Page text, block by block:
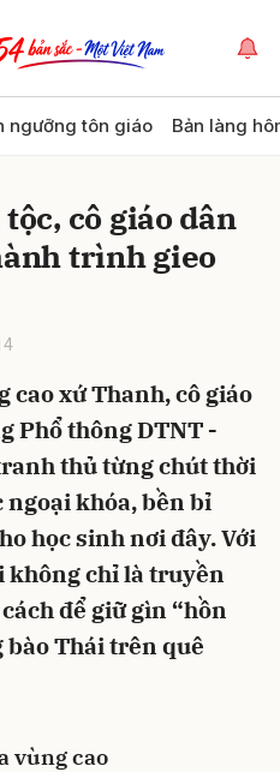
ngưỡng tôn giáo Bản làng
cô giáo dân
trình gieo
cao xứ Thanh, cô giáo
Phổ thông DTNT -
thủ từng chút thời
khóa, bền bỉ
học sinh nơi đây. Với
không chỉ là truyền
để giữ gìn “hồn
bào Thái trên quê
vùng cao